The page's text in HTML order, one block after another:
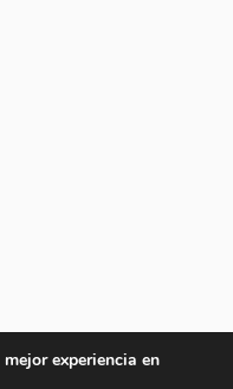
experiencia en